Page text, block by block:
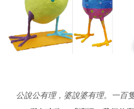
公說公有理，婆說婆有理。一百